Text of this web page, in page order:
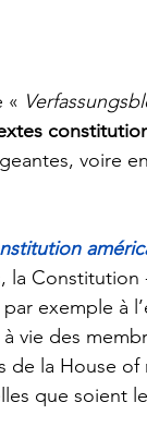
«
voire
la
exemple à
vie des
la House
que soient